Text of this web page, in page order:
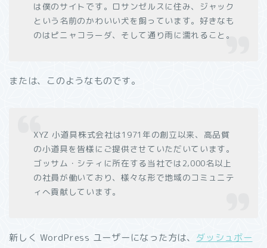
は僕のサイトです。ロサンゼルスに住み、ジャック
という名前のかわいい犬を飼っています。好きなも
のはピニャコラーダ、そして通り雨に濡れること。
または、このようなものです。
XYZ 小道具株式会社は1971年の創立以来、高品質
の小道具を皆様にご提供させていただいています。
ゴッサム・シティに所在する当社では2,000名以上
の社員が働いており、様々な形で地域のコミュニテ
ィへ貢献しています。
新しく WordPress ユーザーになった方は、 ダッシュボー